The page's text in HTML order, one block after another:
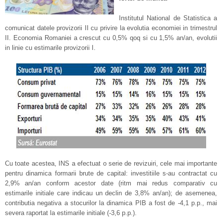
Institutul National de Statistica a
comunicat datele provizorii II cu privire la evolutia economiei in trimestrul
II. Economia Romaniei a crescut cu 0,5% qoq si cu 1,5% an/an, evolutii
in linie cu estimarile provizorii I.
Cu toate acestea, INS a efectuat o serie de revizuiri, cele mai importante
pentru dinamica formarii brute de capital: investitiile s-au contractat cu
2,9% an/an conform acestor date (ritm mai redus comparativ cu
estimarile initiale care indicau un declin de 3,8% an/an); de asemenea,
contributia negativa a stocurilor la dinamica PIB a fost de -4,1 p.p., mai
severa raportat la estimarile initiale (-3,6 p.p.).